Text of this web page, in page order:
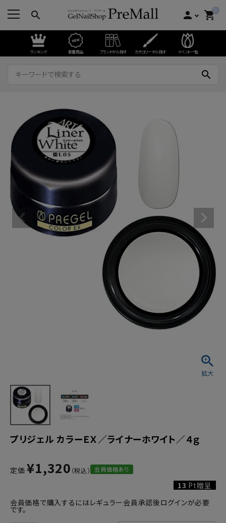
search person 0
shopping_cart
ランキング 新着商品 ブランドから探す カテゴリーから探す イベント一覧
search
プリジェル カラーＥＸ／ライナーホワイト／４ｇ
定価 ¥1,320 会員価格あり
13 Pt贈呈
会員価格で購入するにはレギュラー会員承認後ログインが必要
です。